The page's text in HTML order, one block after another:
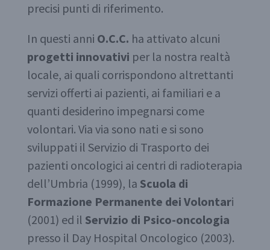
precisi punti di riferimento.
In questi anni O.C.C. ha attivato alcuni
progetti innovativi per la nostra realtà
locale, ai quali corrispondono altrettanti
servizi offerti ai pazienti, ai familiari e a
quanti desiderino impegnarsi come
volontari. Via via sono nati e si sono
sviluppati il Servizio di Trasporto dei
pazienti oncologici ai centri di radioterapia
dell’Umbria (1999), la Scuola di
Formazione Permanente dei Volontari
(2001) ed il Servizio di Psico-oncologia
presso il Day Hospital Oncologico (2003).